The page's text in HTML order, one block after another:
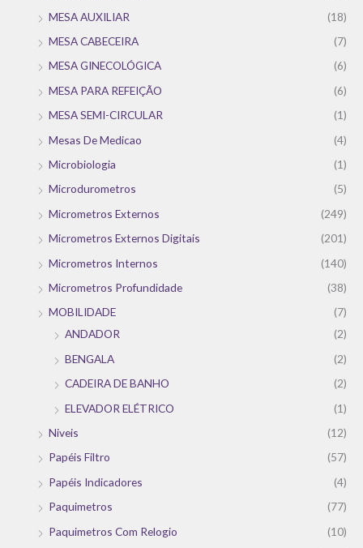
MESA AUXILIAR
(18)
MESA CABECEIRA
(7)
MESA GINECOLÓGICA
(6)
MESA PARA REFEIÇÃO
(6)
MESA SEMI-CIRCULAR
(1)
Mesas De Medicao
(4)
Microbiologia
(1)
Microdurometros
(5)
Micrometros Externos
(249)
Micrometros Externos Digitais
(201)
Micrometros Internos
(140)
Micrometros Profundidade
(38)
MOBILIDADE
(7)
ANDADOR
(2)
BENGALA
(2)
CADEIRA DE BANHO
(2)
ELEVADOR ELÉTRICO
(1)
Niveis
(12)
Papéis Filtro
(57)
Papéis Indicadores
(4)
Paquimetros
(77)
Paquimetros Com Relogio
(10)